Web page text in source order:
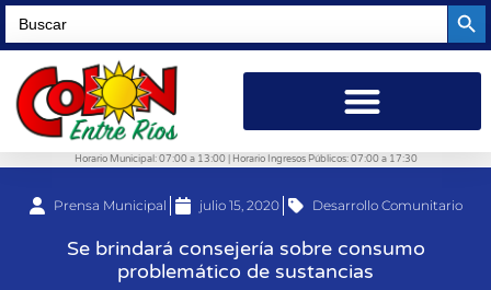
Search
for:
Horario Municipal: 07:00 a 13:00 | Horario Ingresos Públicos: 07:00 a 17:30
Prensa Municipal julio 15, 2020 Desarrollo Comunitario
Se brindará consejería sobre consumo
problemático de sustancias